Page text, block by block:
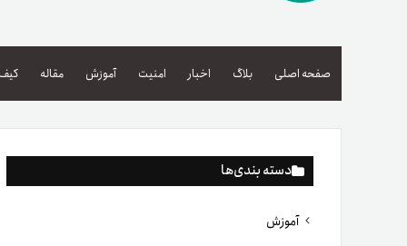
بازار تترلند
سرمایه‌گذاری آسان
صفحه اصلی بلاگ اخبار امنیت آموزش مقاله
دسته بندی‌ها
آموزش